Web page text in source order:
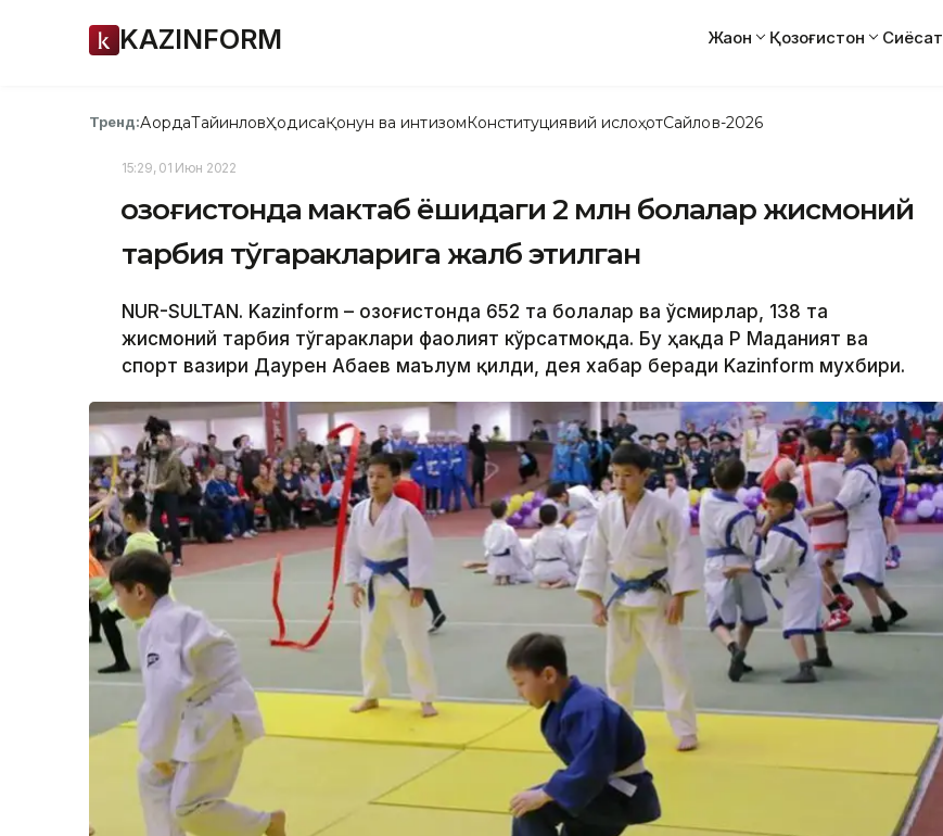
KAZINFORM Жаҳон Қозоғистон Сиёсат
Тренд:АқордаТайинловҲодисаҚонун ва интизомКонституциявий ислоҳотСайлов-2026
15:29, 01 Июн 2022
Қозоғистонда мактаб ёшидаги 2 млн болалар жисмоний
тарбия тўгаракларига жалб этилган
NUR-SULTAN. Kazinform – Қозоғистонда 652 та болалар ва ўсмирлар, 138 та
жисмоний тарбия тўгараклари фаолият кўрсатмоқда. Бу ҳақда ҚР Маданият ва
спорт вазири Даурен Абаев маълум қилди, дея хабар беради Kazinform мухбири.